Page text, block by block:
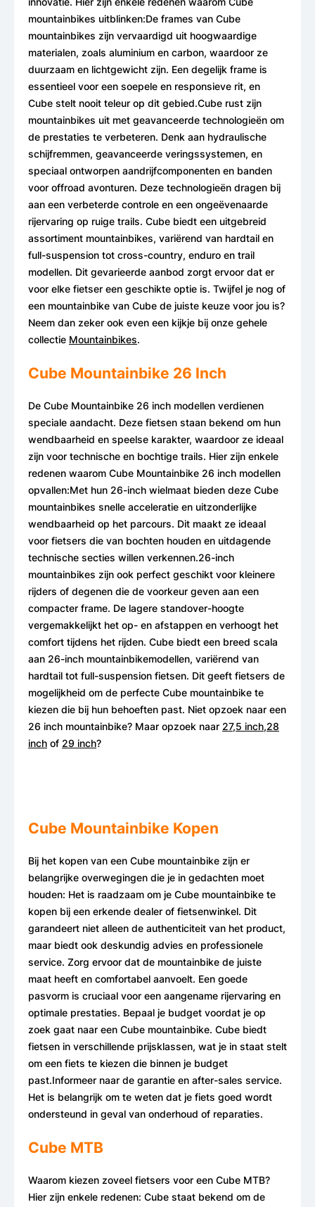
mountainbikes uitblinken:De frames van Cube
mountainbikes zijn vervaardigd uit hoogwaardige
materialen, zoals aluminium en carbon, waardoor ze
duurzaam en lichtgewicht zijn. Een degelijk frame is
essentieel voor een soepele en responsieve rit, en
Cube stelt nooit teleur op dit gebied.Cube rust zijn
mountainbikes uit met geavanceerde technologieën om
de prestaties te verbeteren. Denk aan hydraulische
schijfremmen, geavanceerde veringssystemen, en
speciaal ontworpen aandrijfcomponenten en banden
voor offroad avonturen. Deze technologieën dragen bij
aan een verbeterde controle en een ongeëvenaarde
rijervaring op ruige trails. Cube biedt een uitgebreid
assortiment mountainbikes, variërend van hardtail en
full-suspension tot cross-country, enduro en trail
modellen. Dit gevarieerde aanbod zorgt ervoor dat er
voor elke fietser een geschikte optie is. Twijfel je nog of
een mountainbike van Cube de juiste keuze voor jou is?
Neem dan zeker ook even een kijkje bij onze gehele
collectie Mountainbikes.
Cube Mountainbike 26 Inch
De Cube Mountainbike 26 inch modellen verdienen
speciale aandacht. Deze fietsen staan bekend om hun
wendbaarheid en speelse karakter, waardoor ze ideaal
zijn voor technische en bochtige trails. Hier zijn enkele
redenen waarom Cube Mountainbike 26 inch modellen
opvallen:Met hun 26-inch wielmaat bieden deze Cube
mountainbikes snelle acceleratie en uitzonderlijke
wendbaarheid op het parcours. Dit maakt ze ideaal
voor fietsers die van bochten houden en uitdagende
technische secties willen verkennen.26-inch
mountainbikes zijn ook perfect geschikt voor kleinere
rijders of degenen die de voorkeur geven aan een
compacter frame. De lagere standover-hoogte
vergemakkelijkt het op- en afstappen en verhoogt het
comfort tijdens het rijden. Cube biedt een breed scala
aan 26-inch mountainbikemodellen, variërend van
hardtail tot full-suspension fietsen. Dit geeft fietsers de
mogelijkheid om de perfecte Cube mountainbike te
kiezen die bij hun behoeften past. Niet opzoek naar een
26 inch mountainbike? Maar opzoek naar 27,5 inch,28
inch of 29 inch?
Cube Mountainbike Kopen
Bij het kopen van een Cube mountainbike zijn er
belangrijke overwegingen die je in gedachten moet
houden: Het is raadzaam om je Cube mountainbike te
kopen bij een erkende dealer of fietsenwinkel. Dit
garandeert niet alleen de authenticiteit van het product,
maar biedt ook deskundig advies en professionele
service. Zorg ervoor dat de mountainbike de juiste
maat heeft en comfortabel aanvoelt. Een goede
pasvorm is cruciaal voor een aangename rijervaring en
optimale prestaties. Bepaal je budget voordat je op
zoek gaat naar een Cube mountainbike. Cube biedt
fietsen in verschillende prijsklassen, wat je in staat stelt
om een fiets te kiezen die binnen je budget
past.Informeer naar de garantie en after-sales service.
Het is belangrijk om te weten dat je fiets goed wordt
ondersteund in geval van onderhoud of reparaties.
Cube MTB
Waarom kiezen zoveel fietsers voor een Cube MTB?
Hier zijn enkele redenen: Cube staat bekend om de